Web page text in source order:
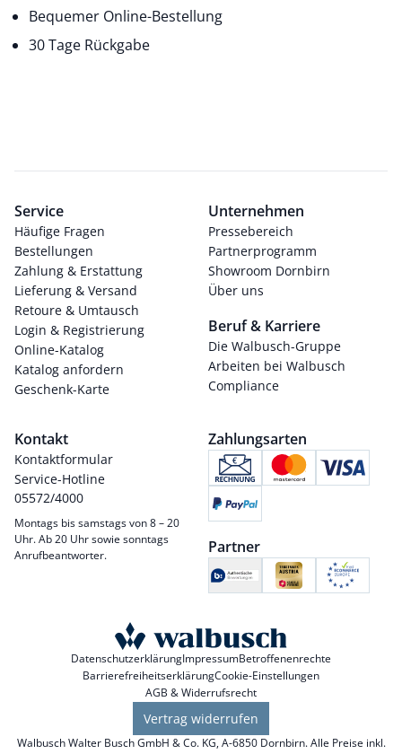
Bequemer Online-Bestellung
30 Tage Rückgabe
Service
Häufige Fragen
Bestellungen
Zahlung & Erstattung
Lieferung & Versand
Retoure & Umtausch
Login & Registrierung
Online-Katalog
Katalog anfordern
Geschenk-Karte
Unternehmen
Pressebereich
Partnerprogramm
Showroom Dornbirn
Über uns
Beruf & Karriere
Die Walbusch-Gruppe
Arbeiten bei Walbusch
Compliance
Kontakt
Kontaktformular
Service-Hotline
05572/4000
Montags bis samstags von 8 – 20
Uhr. Ab 20 Uhr sowie sonntags
Anrufbeantworter.
Zahlungsarten
Partner
DatenschutzerklärungImpressumBetroffenenrechte
BarrierefreiheitserklärungCookie-Einstellungen
AGB & Widerrufsrecht
Vertrag widerrufen
Walbusch Walter Busch GmbH & Co. KG, A-6850 Dornbirn. Alle Preise inkl.